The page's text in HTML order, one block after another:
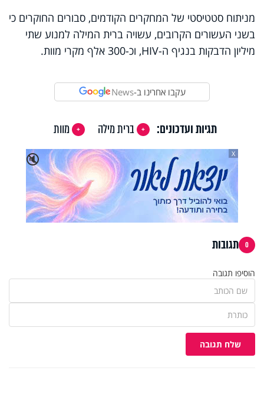
מניתוח סטטיסטי של המחקרים הקודמים, סבורים החוקרים כי
בשני העשורים הקרובים, עשויה ברית המילה למנוע שתי
מיליון הדבקות בנגיף ה-HIV, וכ-300 אלף מקרי מוות.
עקבו אחרינו ב-News
תגיות ועדכונים: ברית מילה
מוות
🔇
X
0 תגובות
הוסיפו תגובה
שלח תגובה